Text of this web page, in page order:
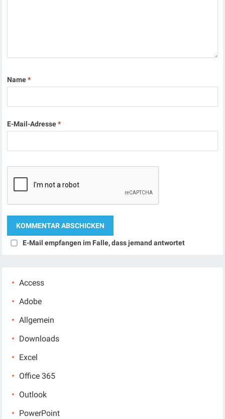
Name*
E-Mail-Adresse*
E-Mail empfangen im Falle, dass jemand antwortet
Access
Adobe
Allgemein
Downloads
Excel
Office 365
Outlook
PowerPoint